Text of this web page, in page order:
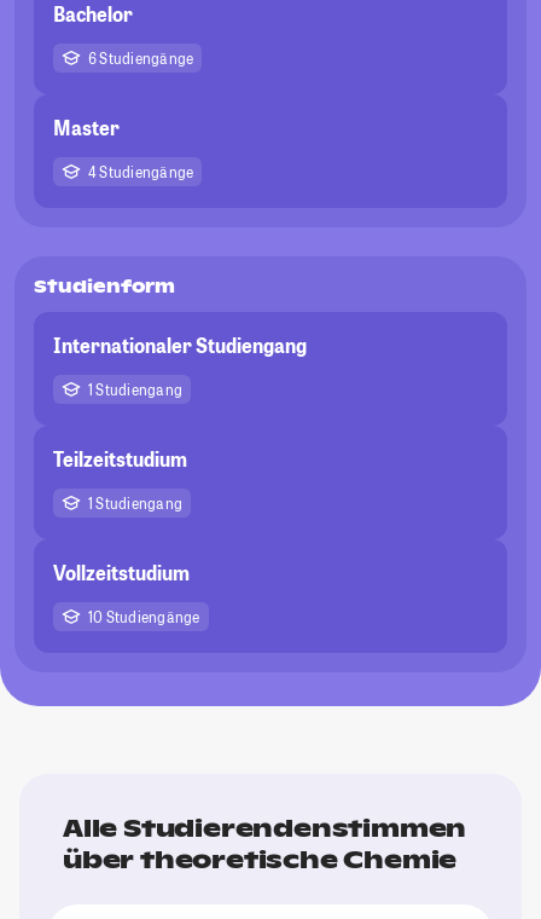
Bachelor
6 Studiengänge
Master
4 Studiengänge
Studienform
Internationaler Studiengang
1 Studiengang
Teilzeitstudium
1 Studiengang
Vollzeitstudium
10 Studiengänge
Alle Studierendenstimmen
über theoretische Chemie